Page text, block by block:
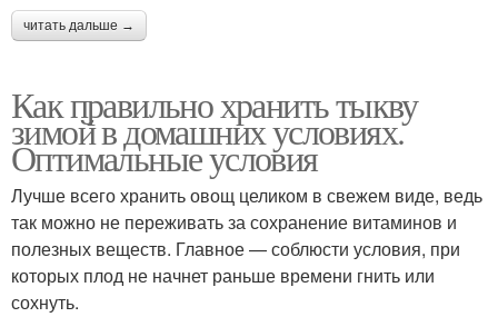
читать дальше →
Как правильно хранить тыкву
зимой в домашних условиях.
Оптимальные условия
Лучше всего хранить овощ целиком в свежем виде, ведь
так можно не переживать за сохранение витаминов и
полезных веществ. Главное — соблюсти условия, при
которых плод не начнет раньше времени гнить или
сохнуть.